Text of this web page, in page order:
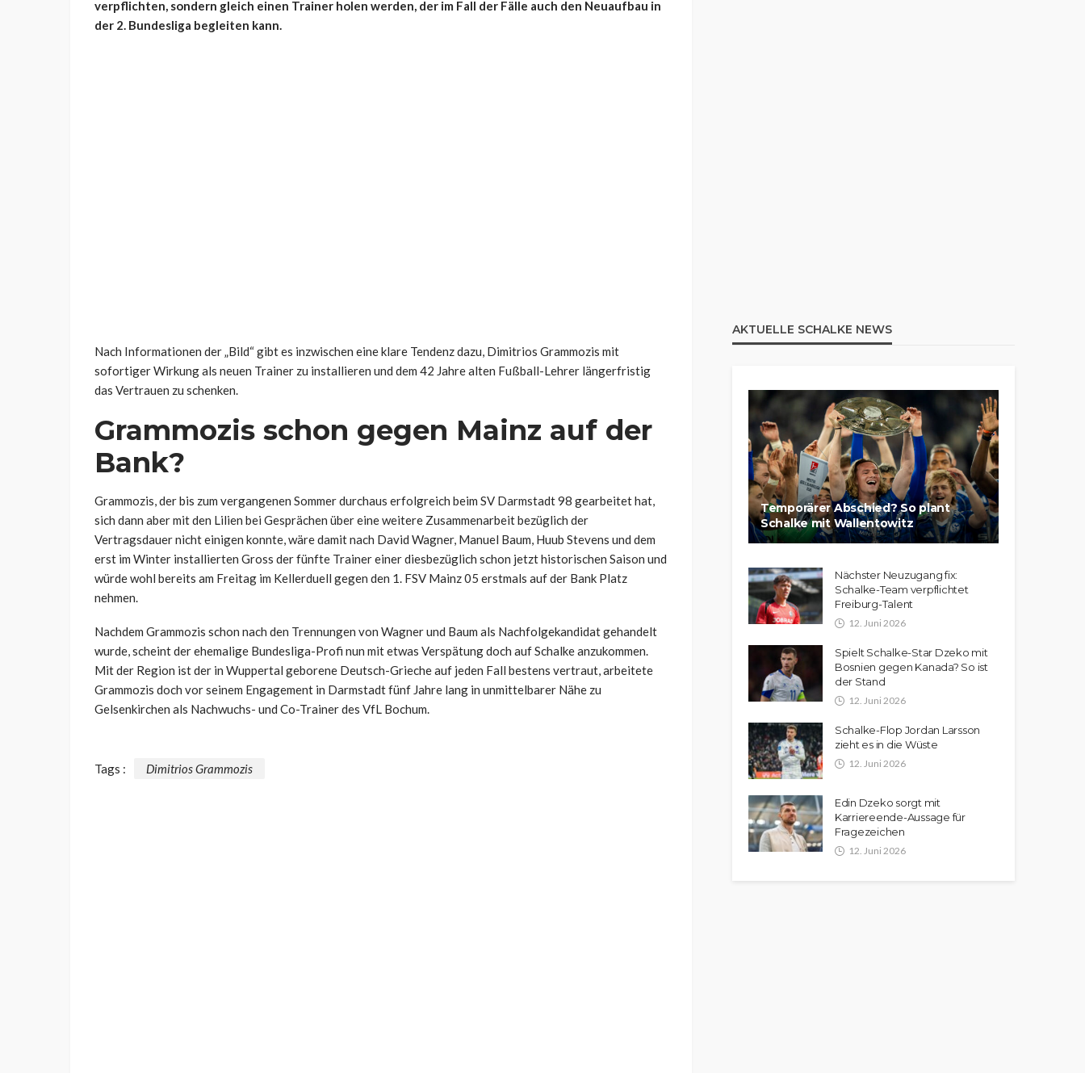
verpflichten, sondern gleich einen Trainer holen werden, der im Fall der Fälle auch den Neuaufbau in
der 2. Bundesliga begleiten kann.
Nach Informationen der „Bild“ gibt es inzwischen eine klare Tendenz dazu, Dimitrios Grammozis mit
sofortiger Wirkung als neuen Trainer zu installieren und dem 42 Jahre alten Fußball-Lehrer längerfristig
das Vertrauen zu schenken.
Grammozis schon gegen Mainz auf der
Bank?
Grammozis, der bis zum vergangenen Sommer durchaus erfolgreich beim SV Darmstadt 98 gearbeitet hat,
sich dann aber mit den Lilien bei Gesprächen über eine weitere Zusammenarbeit bezüglich der
Vertragsdauer nicht einigen konnte, wäre damit nach David Wagner, Manuel Baum, Huub Stevens und dem
erst im Winter installierten Gross der fünfte Trainer einer diesbezüglich schon jetzt historischen Saison und
würde wohl bereits am Freitag im Kellerduell gegen den 1. FSV Mainz 05 erstmals auf der Bank Platz
nehmen.
Nachdem Grammozis schon nach den Trennungen von Wagner und Baum als Nachfolgekandidat gehandelt
wurde, scheint der ehemalige Bundesliga-Profi nun mit etwas Verspätung doch auf Schalke anzukommen.
Mit der Region ist der in Wuppertal geborene Deutsch-Grieche auf jeden Fall bestens vertraut, arbeitete
Grammozis doch vor seinem Engagement in Darmstadt fünf Jahre lang in unmittelbarer Nähe zu
Gelsenkirchen als Nachwuchs- und Co-Trainer des VfL Bochum.
Tags : Dimitrios Grammozis
AKTUELLE SCHALKE NEWS
Temporärer Abschied? So plant
Schalke mit Wallentowitz
Nächster Neuzugang fix:
Schalke-Team verpflichtet
Freiburg-Talent
12. Juni 2026
Spielt Schalke-Star Dzeko mit
Bosnien gegen Kanada? So ist
der Stand
12. Juni 2026
Schalke-Flop Jordan Larsson
zieht es in die Wüste
12. Juni 2026
Edin Dzeko sorgt mit
Karriereende-Aussage für
Fragezeichen
12. Juni 2026